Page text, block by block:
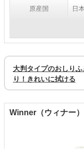
原産国 日本
大判タイプのおしり
り！きれいに拭ける
Winner（ウィナー